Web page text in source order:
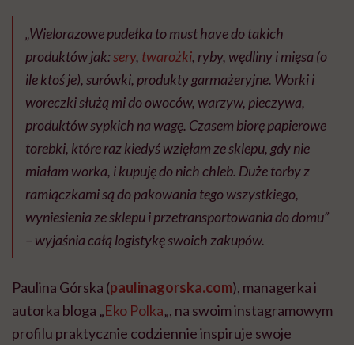
„Wielorazowe pudełka to must have do takich
produktów jak:sery, twarożki, ryby, wędliny i mięsa (o
ile ktoś je), surówki, produkty garmażeryjne. Worki i
woreczki służą mi do owoców, warzyw, pieczywa,
produktów sypkich na wagę. Czasem biorę papierowe
torebki, które raz kiedyś wzięłam ze sklepu, gdy nie
miałam worka, i kupuję do nich chleb. Duże torby z
ramiączkami są do pakowania tego wszystkiego,
wyniesienia ze sklepu i przetransportowania do domu”
– wyjaśnia całą logistykę swoich zakupów.
Paulina Górska (paulinagorska.com), managerka i
autorka bloga „Eko Polka„, na swoim instagramowym
profilu praktycznie codziennie inspiruje swoje